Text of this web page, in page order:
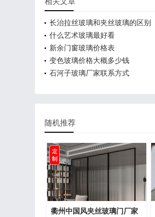
长治拉丝玻璃和夹丝玻璃的区别
什么艺术玻璃最好看
新余门窗玻璃价格表
变色玻璃价格大概多少钱
石河子玻璃厂家联系方式
随机推荐
衢州中国风夹丝玻璃门厂家